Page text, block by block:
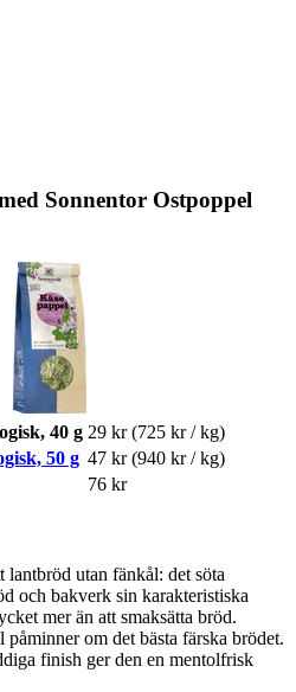
Sonnentor Ostpoppel
40 g 29 kr (725 kr / kg)
50 g 47 kr (940 kr / kg)
76 kr
lantbröd utan fänkål: det söta
och bakverk sin karakteristiska
mer än att smaksätta bröd.
om det bästa färska brödet.
finish ger den en mentolfrisk